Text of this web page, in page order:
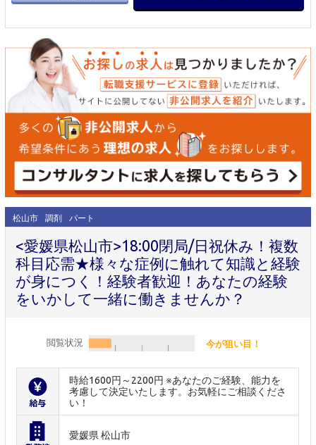
松山市 調剤 パート
<愛媛県松山市>18:00閉局/日祝休み！複数
科目応需★様々な症例に触れて知識と経験
が身につく！経験者歓迎！あなたの経験
をいかして一緒に働きませんか？
閲覧状況 今が狙い目！
時給1600円～2200円 ※あなたのご経験、能力を
考慮して決定いたします。お気軽にご相談くださ
い！
愛媛県 松山市